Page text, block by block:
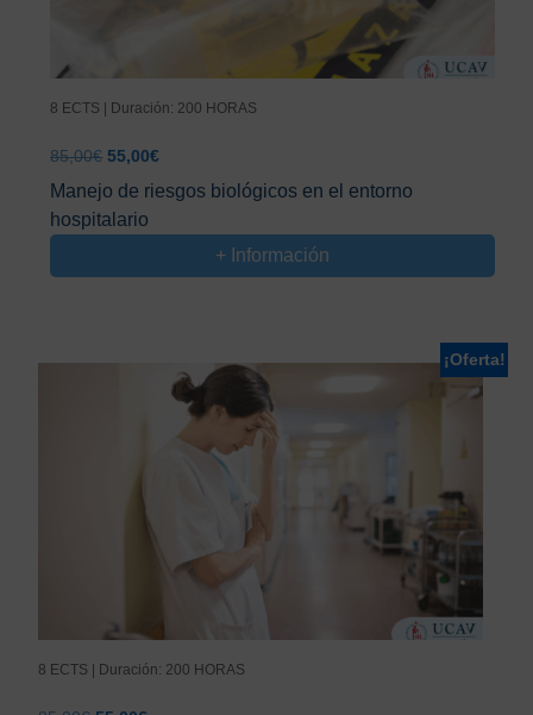
8 ECTS | Duración: 200 HORAS
85,00€ El
precio
original
era:
55,00€El
actual
Manejo de riesgos biológicos en el entorno
hospitalario
+ Información
¡Oferta!
8 ECTS | Duración: 200 HORAS